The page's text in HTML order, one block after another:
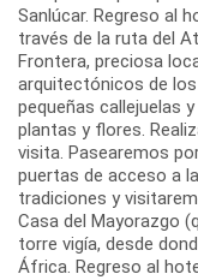
Sanlúcar. Regreso al
través de la ruta del
Frontera, preciosa
arquitectónicos de los
pequeñas callejuelas
plantas y flores.
visita. Pasearemos
puertas de acceso a
tradiciones y
Casa del Mayorazgo
torre vigía, desde
África. Regreso al